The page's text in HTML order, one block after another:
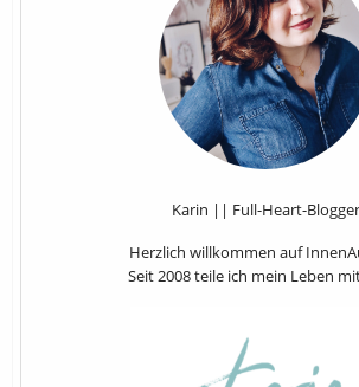
Karin || Full-Heart-Blogger
Herzlich willkommen auf
Seit 2008 teile ich mein Leben